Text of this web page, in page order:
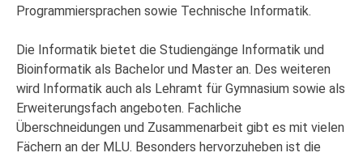
Programmiersprachen sowie Technische Informatik.
Die Informatik bietet die Studiengänge Informatik und
Bioinformatik als Bachelor und Master an. Des weiteren
wird Informatik auch als Lehramt für Gymnasium sowie als
Erweiterungsfach angeboten. Fachliche
Überschneidungen und Zusammenarbeit gibt es mit vielen
Fächern an der MLU. Besonders hervorzuheben ist die